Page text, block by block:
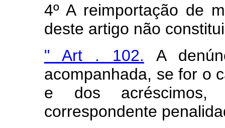
4º A reimportação de
deste artigo não
" Art . 102. A
acompanhada, se for o
e dos
correspondente